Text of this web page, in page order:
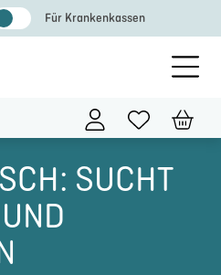
Für Krankenkassen
SUCHT